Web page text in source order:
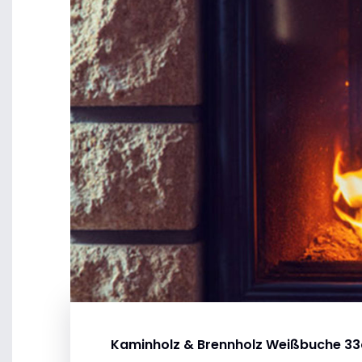
Kaminholz & Brennholz Weißbuche